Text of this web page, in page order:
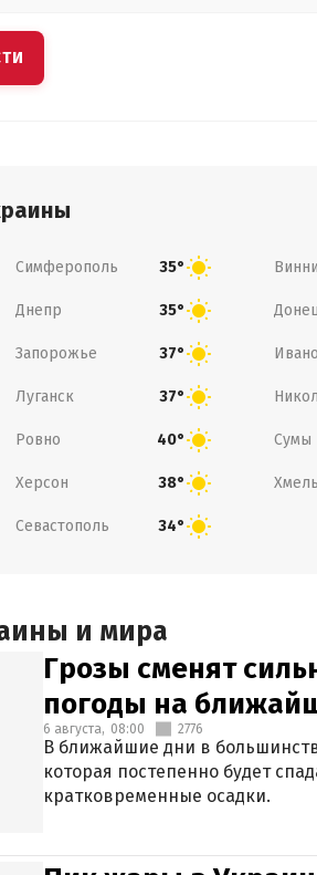
Симферополь 35°
Днепр 35°
Запорожье 37°
Луганск 37°
Ровно 40° Сумы
Херсон 38°
Севастополь 34°
и мира
Грозы сменят
погоды на
6 августа, 08:00 2776
В ближайшие дни в
которая постепенно будет
кратковременные осадки.